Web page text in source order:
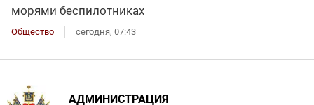
морями беспилотниках
Общество сегодня, 07:43
АДМИНИСТРАЦИЯ